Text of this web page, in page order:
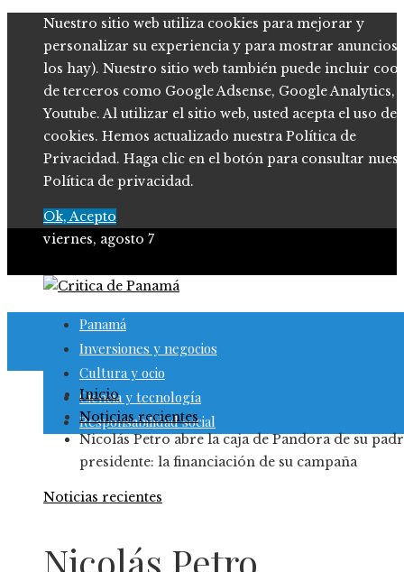
Nuestro sitio web utiliza cookies para mejorar y
personalizar su experiencia y para mostrar anuncios
los hay). Nuestro sitio web también puede incluir
de terceros como Google Adsense, Google Analytics,
Youtube. Al utilizar el sitio web, usted acepta el uso de
cookies. Hemos actualizado nuestra Política de
Privacidad. Haga clic en el botón para consultar
Política de privacidad.
Ok, Acepto
viernes, agosto 7
Panamá
Inversiones y negocios
Cultura y ocio
Ciencia y tecnología
Responsabilidad social
Inicio
Noticias recientes
Nicolás Petro abre la caja de Pandora de su
presidente: la financiación de su campaña
Noticias recientes
Nicolás Petro